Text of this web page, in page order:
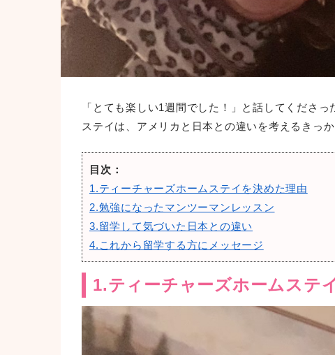
「とても楽しい1週間でした！」と話してくださ
ステイは、アメリカと日本との違いを考えるきっ
目次：
1.ティーチャーズホームステイを決めた理由
2.勉強になったマンツーマンレッスン
3.留学して気づいた日本との違い
4.これから留学する方にメッセージ
1.ティーチャーズホームステ